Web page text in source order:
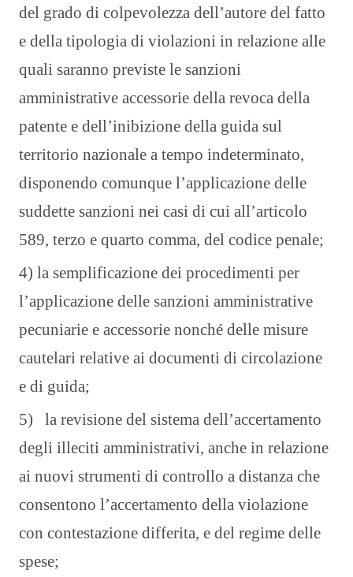
del grado di colpevolezza dell’autore del fatto
e della tipologia di violazioni in relazione alle
quali saranno previste le sanzioni
amministrative accessorie della revoca della
patente e dell’inibizione della guida sul
territorio nazionale a tempo indeterminato,
disponendo comunque l’applicazione delle
suddette sanzioni nei casi di cui all’articolo
589, terzo e quarto comma, del codice penale;
4) la semplificazione dei procedimenti per
l’applicazione delle sanzioni amministrative
pecuniarie e accessorie nonché delle misure
cautelari relative ai documenti di circolazione
e di guida;
5) la revisione del sistema dell’accertamento
degli illeciti amministrativi, anche in relazione
ai nuovi strumenti di controllo a distanza che
consentono l’accertamento della violazione
con contestazione differita, e del regime delle
spese;